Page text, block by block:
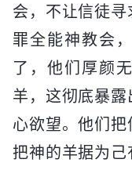
会，不让信徒
罪全能神教会
了，他们厚颜
羊，这彻底暴
心欲望。他们把
把神的羊据为